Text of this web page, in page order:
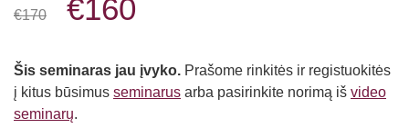
€170 €160
Šis seminaras jau įvyko. Prašome rinkitės ir registuokitės
į kitus būsimus seminarus arba pasirinkite norimą iš video
seminarų.